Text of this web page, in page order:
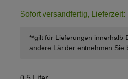
Sofort versandfertig, Lieferzeit:
**gilt für Lieferungen innerhalb
andere Länder entnehmen Sie